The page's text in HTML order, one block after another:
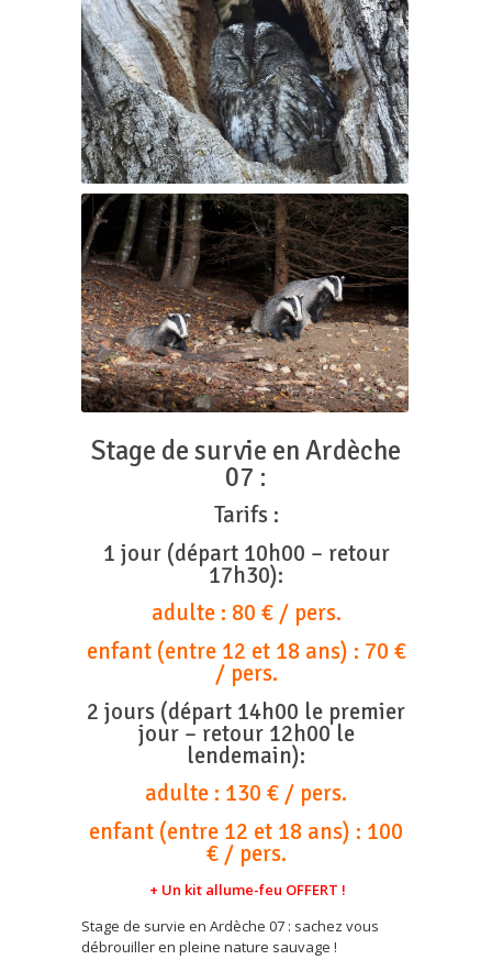
Stage de survie en Ardèche
07 :
Tarifs :
1 jour (départ 10h00 – retour
17h30):
adulte : 80 € / pers.
enfant (entre 12 et 18 ans) : 70 €
/ pers.
2 jours (départ 14h00 le premier
jour – retour 12h00 le
lendemain):
adulte : 130 € / pers.
enfant (entre 12 et 18 ans) : 100
€ / pers.
+ Un kit allume-feu OFFERT !
Stage de survie en Ardèche 07 : sachez vous
débrouiller en pleine nature sauvage !